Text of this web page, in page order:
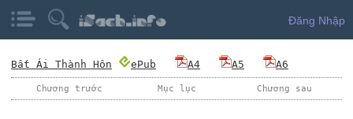
Đăng Nhập
Bất Ái Thành Hôn ePub A4 A5 A6
Chương trước Mục lục Chương sau